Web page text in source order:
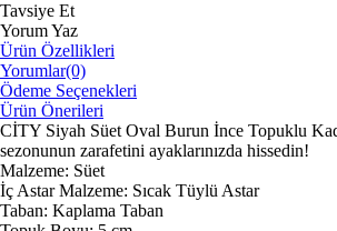
Tavsiye Et
Yorum Yaz
Ürün Özellikleri
Yorumlar(0)
Ödeme Seçenekleri
Ürün Önerileri
CİTY Siyah Süet Oval Burun İnce Topuklu
sezonunun zarafetini ayaklarınızda hissedin!
Malzeme: Süet
İç Astar Malzeme: Sıcak Tüylü Astar
Taban: Kaplama Taban